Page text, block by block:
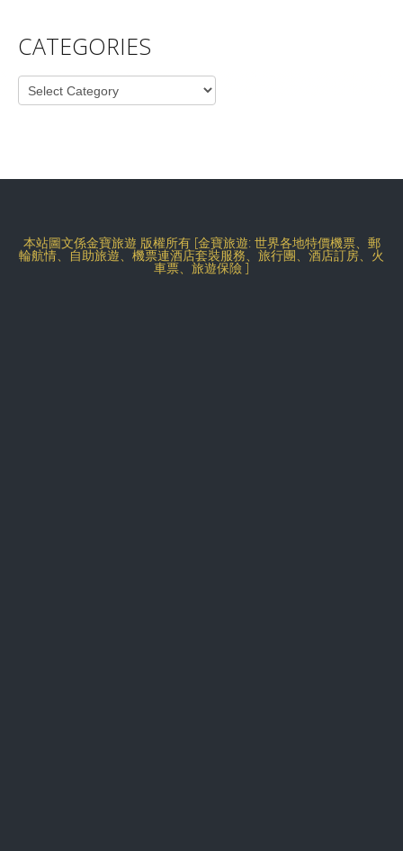
CATEGORIES
Categories
本站圖文係金寶旅遊 版權所有 [金寶旅遊: 世界各地特價機票、郵
輪航情、自助旅遊、機票連酒店套裝服務、旅行團、酒店訂房、火
車票、旅遊保險 ]